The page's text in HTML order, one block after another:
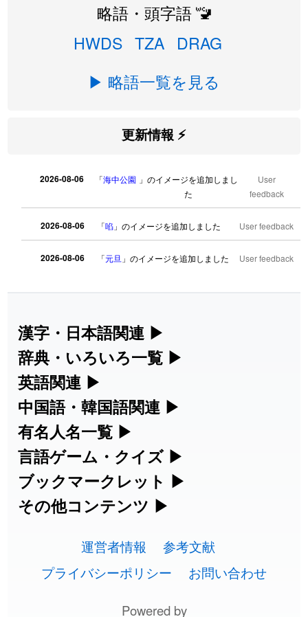
略語・頭字語 🚾
HWDS TZA DRAG
▶ 略語一覧を見る
更新情報 ⚡
2026-08-06 「海中公園 」のイメージを追加しまし
た
User
feedback
2026-08-06 「啗 」のイメージを追加しました User feedback
2026-08-06 「元旦 」のイメージを追加しました User feedback
2026-08-06 「 」のイメージを追加しました
2026-08-06 「 胆石」のイメージを追加しました
2026-08-06 「
2026-08-06
2026-08-06 」のイメージを追加しました
2026-08-06 「截 」のイメージを追加しました
2026-08-06 「発売 」のイメージを追加しました
2026-08-06 「大筋」のイメージを追加しました
2026-08-06 「 翌朝」のイメージを追加しました User feedback
」のイメージを追加しました
漢字・日本語関連 ▶
漢字の読み方検索、手書き入力、書き順
練習など、日本語学習に役立つツールを
集めています。
人名漢字辞典 - 読み方検索
手書き漢字入力
漢字の書き方・書き順 書き取り練習
ひらがなの書き方・書き順
辞典・いろいろ一覧 ▶
部首・画数別の漢字一覧、熟語辞典、地
名・駅名検索など、各種リファレンスツ
ールです。
部首画数別漢字一覧
常用漢字一覧
画数別なまえ漢字一覧
名前イメージイラスト一覧
英語関連 ▶
カタカナ語・略語の意味検索、発音記
号、リスニング練習など英語学習ツール
です。
カタカナ語の意味・発音・類語辞典
英語の発音記号一覧
英単語リスニングテスト
中国語・韓国語関連 ▶
中国語のピンイン変換、韓国語の手書き
入力など、アジア言語学習ツールです。
手書き中国語入力 変換ツール
韓国語手書き入力
外国語翻訳ツール
有名人名一覧 ▶
海外セレブやスポーツ選手の名前の読み
方・発音を確認できます。
海外有名人の苗字・名前一覧と発音
プレミアリーグ選手名一覧
言語ゲーム・クイズ ▶
四字熟語パズルや漢字クイズなど、楽し
みながら学べるゲームです。
有名人名前読みクイズ（毎日更新）
四字熟語デイリー穴埋めクイズ（毎日
ブックマークレット ▶
ブラウザに登録して、どのサイトからで
す。
漢字読み方検索ブックマークレット
その他コンテンツ ▶
その他の便利ツールです。
絵文字の意味と使い方
運営者情報
参考文献
プライバシーポリシー
お問い合わせ
Powered by